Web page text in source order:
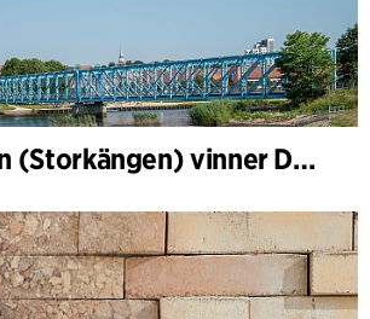
Storkeengen (Storkängen) vinner DANVAs Klimatpris 2025 och bygger vidare på ett tidigare arkitektoniskt erkännande